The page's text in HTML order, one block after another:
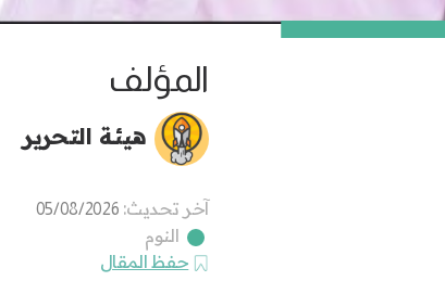
المؤلف
هيئة التحرير
آخر تحديث: 05/08/2026
النوم
حفظ المقال